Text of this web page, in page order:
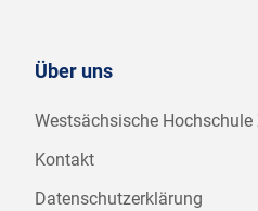
Über uns
Westsächsische Hochschule
Kontakt
Datenschutzerklärung